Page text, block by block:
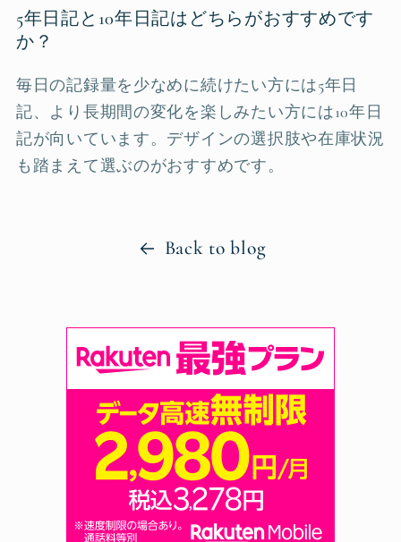
5年日記と10年日記はどちらがおすすめです
か？
毎日の記録量を少なめに続けたい方には5年日
記、より長期間の変化を楽しみたい方には10年日
記が向いています。デザインの選択肢や在庫状況
も踏まえて選ぶのがおすすめです。
Back to blog